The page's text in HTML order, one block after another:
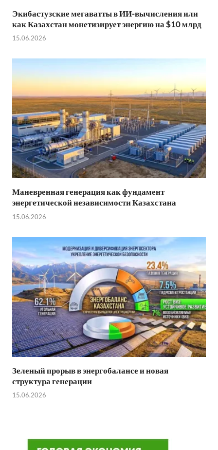
Экибастузские мегаватты в ИИ-вычисления или
как Казахстан монетизирует энергию на $10 млрд
15.06.2026
Маневренная генерация как фундамент
энергетической независимости Казахстана
15.06.2026
Зеленый прорыв в энергобалансе и новая
структура генерации
15.06.2026